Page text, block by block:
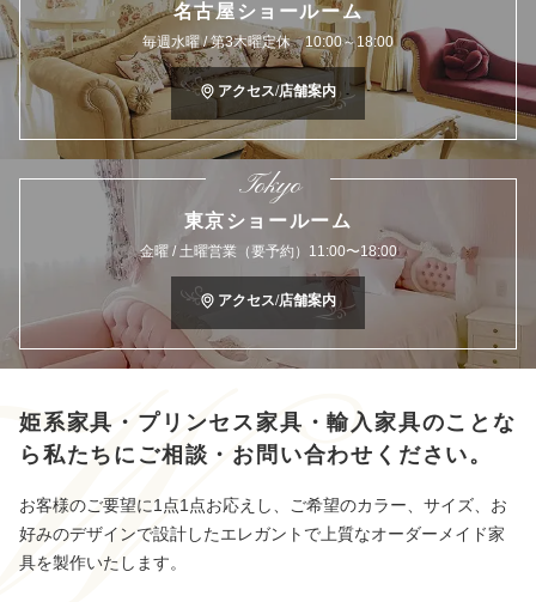
名古屋ショールーム
毎週水曜 / 第3木曜定休 10:00～18:00
アクセス/店舗案内
Tokyo
東京ショールーム
金曜 / 土曜営業（要予約）11:00〜18:00
アクセス/店舗案内
姫系家具・プリンセス家具・輸入家具のことな
ら 私たちにご相談・お問い合わせください。
お客様のご要望に1点1点お応えし、ご希望のカラー、サイズ、お
好みのデザインで設計したエレガントで上質なオーダーメイド家
具を製作いたします。